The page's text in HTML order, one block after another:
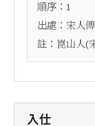
順序： 1
出處： 宋人
註： 崑山人(
入仕